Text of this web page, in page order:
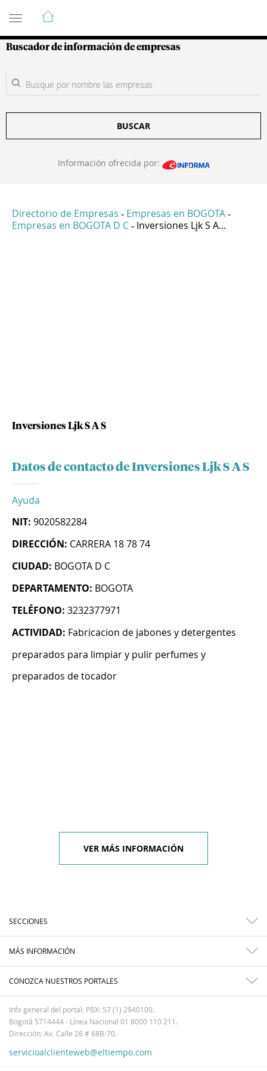
Guía de Empresas Colombianas
Buscador de información de empresas
BUSCAR
Información ofrecida por:
Directorio de Empresas - Empresas en BOGOTA -
Empresas en BOGOTA D C - Inversiones Ljk S A...
Inversiones Ljk S A S
Datos de contacto de Inversiones Ljk S A S
Ayuda
NIT: 9020582284
DIRECCIÓN: CARRERA 18 78 74
CIUDAD: BOGOTA D C
DEPARTAMENTO: BOGOTA
TELÉFONO: 3232377971
ACTIVIDAD: Fabricacion de jabones y detergentes
preparados para limpiar y pulir perfumes y
preparados de tocador
VER MÁS INFORMACIÓN
SECCIONES
MÁS INFORMACIÓN
CONOZCA NUESTROS PORTALES
Info general del portal: PBX: 57 (1) 2940100.
Bogotá 5714444 - Línea Nacional 01 8000 110 211.
Dirección: Av. Calle 26 # 68B-70.
servicioalclienteweb@eltiempo.com